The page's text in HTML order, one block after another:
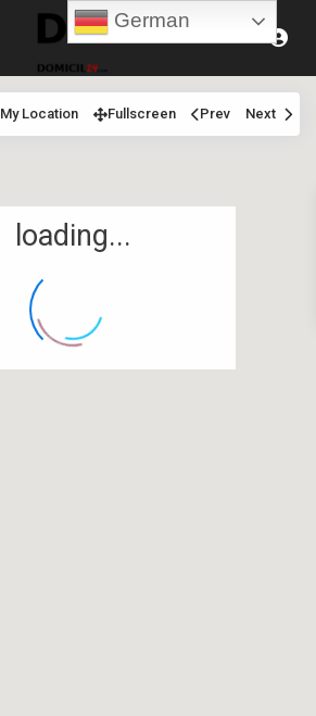
loading...
My Location Fullscreen Prev Next
German